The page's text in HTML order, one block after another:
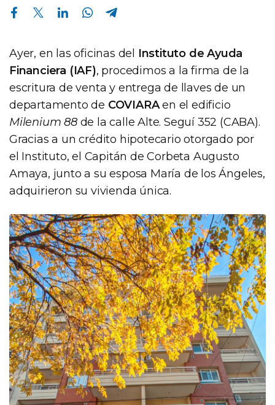
Compartir en Facebook Compartir en Twitter Compartir en Linkedin Compartir en Whatsapp
Ayer, en las oficinas del Instituto de Ayuda
Financiera (IAF), procedimos a la firma de la
escritura de venta y entrega de llaves de un
departamento de COVIARAen el edificio
Milenium 88de la calle Alte. Seguí 352 (CABA).
Gracias a un crédito hipotecario otorgado por
el Instituto, el Capitán de Corbeta Augusto
Amaya, junto a su esposa María de los Ángeles,
adquirieron su vivienda única.